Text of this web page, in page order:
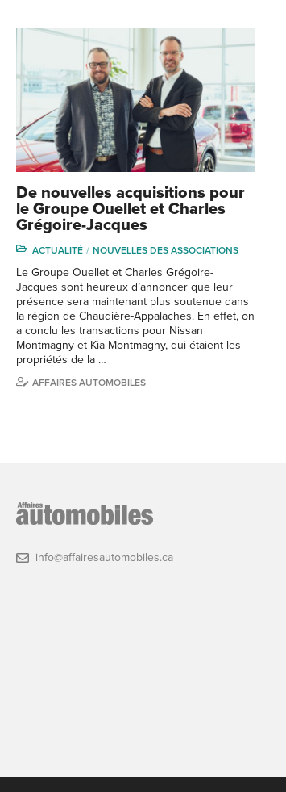
De nouvelles acquisitions pour
le Groupe Ouellet et Charles
Grégoire-Jacques
ACTUALITÉ NOUVELLES DES ASSOCIATIONS
Le Groupe Ouellet et Charles Grégoire-
Jacques sont heureux d’annoncer que leur
présence sera maintenant plus soutenue dans
la région de Chaudière-Appalaches. En effet, on
a conclu les transactions pour Nissan
Montmagny et Kia Montmagny, qui étaient les
propriétés de la …
AFFAIRES AUTOMOBILES
info@affairesautomobiles.ca